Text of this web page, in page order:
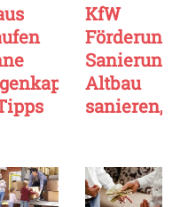
KfW
Förderung
Sanierung:
Altbau
sanieren,
sparen